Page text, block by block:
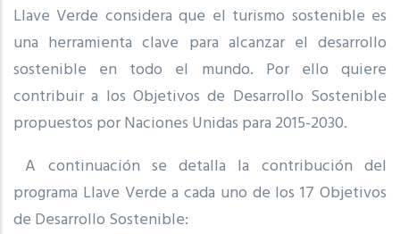
Llave Verde considera que el turismo sostenible es
una herramienta clave para alcanzar el desarrollo
sostenible en todo el mundo. Por ello quiere
contribuir a los Objetivos de Desarrollo Sostenible
propuestos por Naciones Unidas para 2015-2030.
A continuación se detalla la contribución del
programa Llave Verde a cada uno de los 17 Objetivos
de Desarrollo Sostenible: